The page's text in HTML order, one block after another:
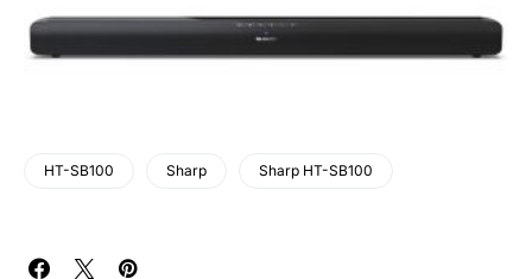
HT-SB100 Sharp Sharp HT-SB100